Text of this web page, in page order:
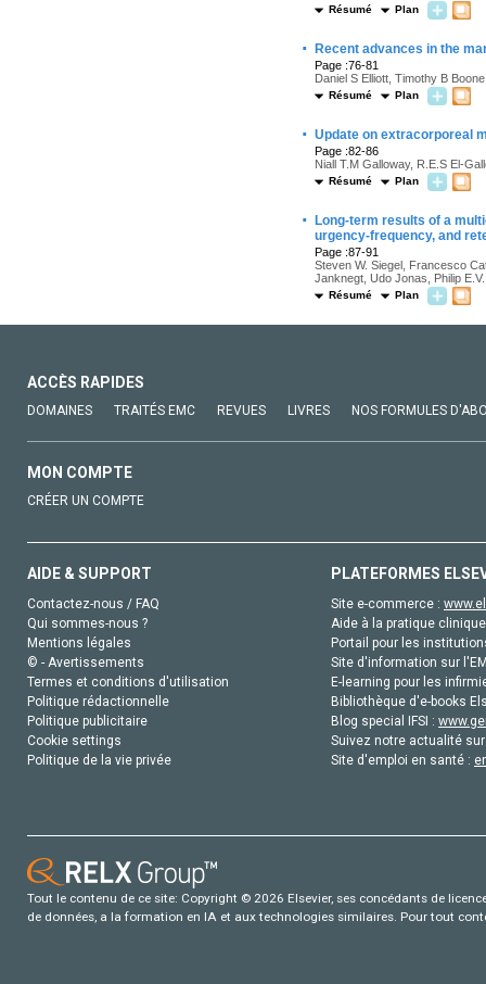
Résumé Plan
· Recent advances in the
Page :76-81
Daniel S Elliott, Timothy B Boone
Résumé Plan
· Update on extracorporeal
Page :82-86
Niall T.M Galloway, R.E.S El-
Résumé Plan
·
Long-term results of a
urgency-frequency, and
Page :87-91
Steven W. Siegel, Francesco
Janknegt, Udo Jonas, Philip
Résumé Plan
ACCÈS RAPIDES
DOMAINES TRAITÉS EMC REVUES LIVRES NOS FORMULES
MON COMPTE
CRÉER UN COMPTE
AIDE & SUPPORT
Contactez-nous / FAQ
Qui sommes-nous ?
Mentions légales
© - Avertissements
Termes et conditions d'utilisation
Politique rédactionnelle
Politique publicitaire
Cookie settings
Politique de la vie privée
PLATEFORMES
Site e-commerce :
Aide à la pratique
Portail pour les
Site d'information sur
E-learning pour les
Bibliothèque d'e-books
Blog special IFSI :
Suivez notre actualité
Site d'emploi en santé :
Tout le contenu de ce site: Copyright © 2026 Elsevier, ses concédants de
de données, a la formation en IA et aux technologies similaires. Pour tout